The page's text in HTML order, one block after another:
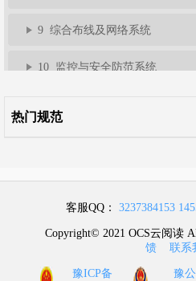
9 综合布线及网络系统
10 监控与安全防范系统
14 综合测试
热门规范
客服QQ： 3237384153
Copyright© 2021 OCS云阅读
馈
联系
豫ICP备
豫